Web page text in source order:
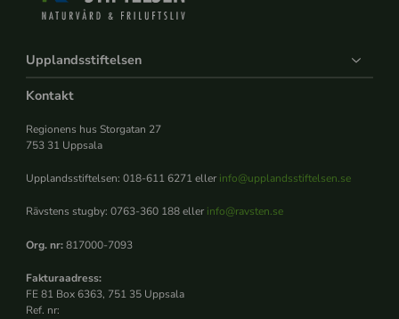
Upplandsstiftelsen
Kontakt
Regionens hus Storgatan 27
753 31 Uppsala
Upplandsstiftelsen: 018-611 6271 eller info@upplandsstiftelsen.se
Rävstens stugby: 0763-360 188 eller info@ravsten.se
Org. nr:817000-7093
Fakturaadress:
FE 81 Box 6363, 751 35 Uppsala
Ref. nr: